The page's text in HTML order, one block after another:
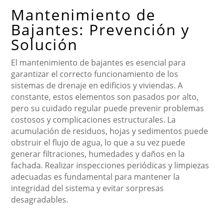
Mantenimiento de
Bajantes: Prevención y
Solución
El mantenimiento de bajantes es esencial para
garantizar el correcto funcionamiento de los
sistemas de drenaje en edificios y viviendas. A
constante, estos elementos son pasados por alto,
pero su cuidado regular puede prevenir problemas
costosos y complicaciones estructurales. La
acumulación de residuos, hojas y sedimentos puede
obstruir el flujo de agua, lo que a su vez puede
generar filtraciones, humedades y daños en la
fachada. Realizar inspecciones periódicas y limpiezas
adecuadas es fundamental para mantener la
integridad del sistema y evitar sorpresas
desagradables.